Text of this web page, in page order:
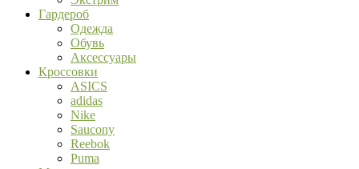
Гардероб
Одежда
Обувь
Аксессуары
Кроссовки
ASICS
adidas
Nike
Saucony
Reebok
Puma